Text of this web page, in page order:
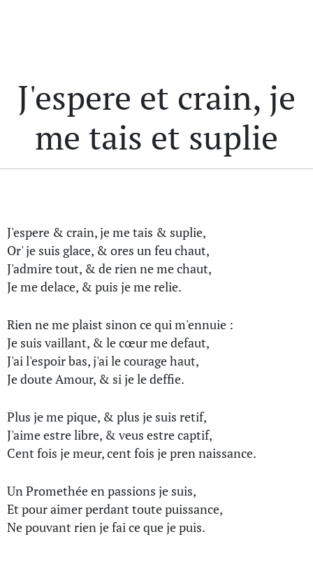
J'espere et crain, je
me tais et suplie
J'espere & crain, je me tais & suplie,
Or' je suis glace, & ores un feu chaut,
J'admire tout, & de rien ne me chaut,
Je me delace, & puis je me relie.
Rien ne me plaist sinon ce qui m'ennuie :
Je suis vaillant, & le cœur me defaut,
J'ai l'espoir bas, j'ai le courage haut,
Je doute Amour, & si je le deffie.
Plus je me pique, & plus je suis retif,
J'aime estre libre, & veus estre captif,
Cent fois je meur, cent fois je pren naissance.
Un Promethée en passions je suis,
Et pour aimer perdant toute puissance,
Ne pouvant rien je fai ce que je puis.